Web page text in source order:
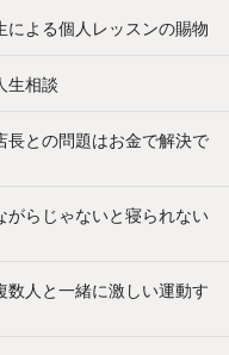
よる個人レッスンの賜物
相談
との問題はお金で解決で
らじゃないと寝られない
人と一緒に激しい運動す